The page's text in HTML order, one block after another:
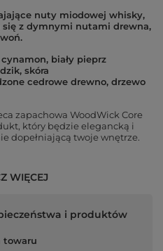
nuty miodowej whisky,
z dymnymi nutami drewna,
biały pieprz
skóra
cedrowe drewno, drzewo
zapachowa WoodWick Core
który będzie elegancką i
dopełniającą twoje wnętrze.
WIĘCEJ
i produktów
towaru